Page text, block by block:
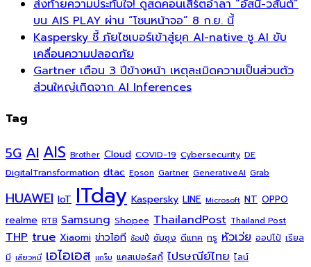
ส่งท้ายความประทับใจ! ดูสดคอนเสิร์ตอำลา “อัสนี-วสันต์”
บน AIS PLAY ผ่าน “โซนหน้าจอ” 8 ก.ย. นี้
Kaspersky ชี้ ภัยไซเบอร์เข้าสู่ยุค AI-native ชู AI ขับ
เคลื่อนความปลอดภัย
Gartner เตือน 3 ปีข้างหน้า เหตุละเมิดความเป็นส่วนตัว
ส่วนใหญ่เกิดจาก AI Inferences
Tag
5G AI AIS Brother Cloud COVID-19 Cybersecurity DE
DigitalTransformation dtac Epson Gartner GenerativeAI Grab
HUAWEI IoT ITday Kaspersky LINE Microsoft NT OPPO
realme RTB Samsung Shopee ThailandPost Thailand Post
THP true Xiaomi ข่าวไอที ช้อปปี้ ซัมซุง ดีแทค ทรู หัวเว่ย ออปโป้ เรียล
มี เสียวหมี่ เอไอเอส แกร็บ แคสเปอร์สกี้ ไปรษณีย์ไทย ไลน์